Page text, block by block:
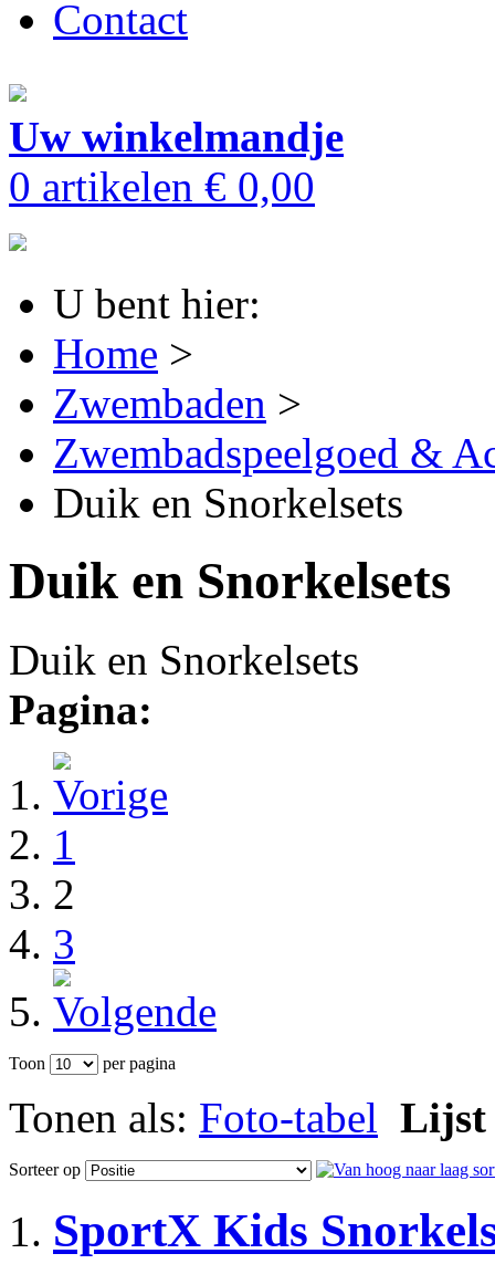
Contact
Uw winkelmandje
0 artikelen € 0,00
U bent hier:
Home >
Zwembaden >
Zwembadspeelgoed &
Duik en Snorkelsets
Duik en Snorkelsets
Duik en Snorkelsets
Pagina:
1
2
3
Toon per pagina
Tonen als: Foto-tabel Lijst
Sorteer op
SportX Kids